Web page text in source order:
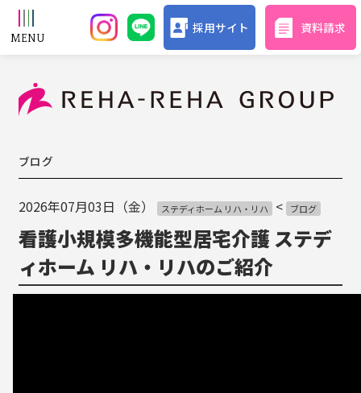
採用サイト 資料請求
ブログ
2026年07月03日（金） ステディホーム リハ・リハ < ブログ
看護小規模多機能型居宅介護 ステデ
ィホーム リハ・リハのご紹介